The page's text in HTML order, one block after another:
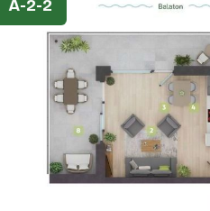
A-2-2